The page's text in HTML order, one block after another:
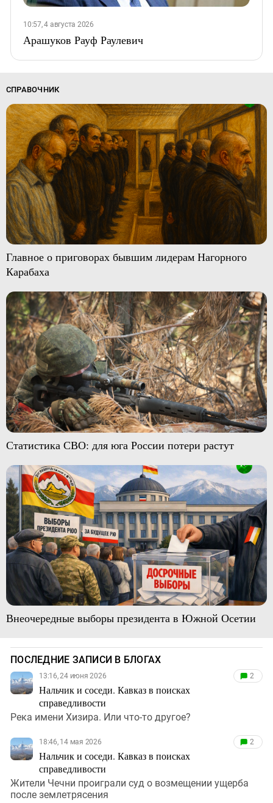
10:57, 4 августа 2026
Арашуков Рауф Раулевич
СПРАВОЧНИК
Главное о приговорах бывшим лидерам Нагорного
Карабаха
Статистика СВО: для юга России потери растут
Внеочередные выборы президента в Южной Осетии
ПОСЛЕДНИЕ ЗАПИСИ В БЛОГАХ
13:16, 24 июня 2026
Нальчик и соседи. Кавказ в поисках
справедливости
2
Река имени Хизира. Или что-то другое?
18:46, 14 мая 2026
Нальчик и соседи. Кавказ в поисках
справедливости
2
Жители Чечни проиграли суд о возмещении ущерба
после землетрясения